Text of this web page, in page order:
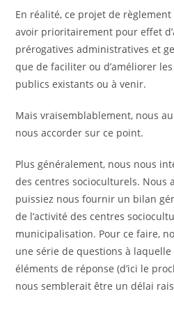
En réalité, ce projet de
avoir prioritairement pour effet
prérogatives administratives et
que de faciliter ou d’améliorer
publics existants ou à venir.
Mais vraisemblablement, nous
nous accorder sur ce point.
Plus généralement, nous nous
des centres socioculturels. Nous
puissiez nous fournir un bilan
de l’activité des centres
municipalisation. Pour ce faire,
une série de questions à
éléments de réponse (d’ici le
nous semblerait être un délai